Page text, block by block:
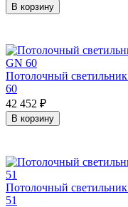
В корзину
Потолочный
60
42 452 ₽
В корзину
Потолочный
51